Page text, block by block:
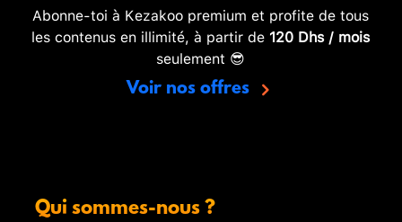
Abonne-toi à Kezakoo premium et profite de tous
les contenus en illimité, à partir de 120 Dhs / mois
seulement 😎
Voir nos offres
Qui sommes-nous ?